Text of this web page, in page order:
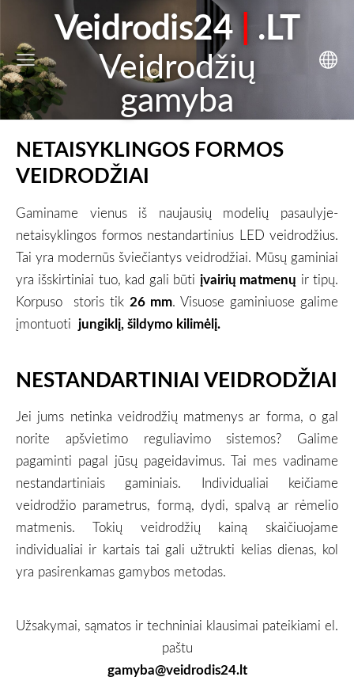
Veidrodis24 | .LT
Veidrodžių
gamyba
NETAISYKLINGOS FORMOS
VEIDRODŽIAI
Gaminame vienus iš naujausių modelių pasaulyje-
netaisyklingos formos nestandartinius LED veidrodžius.
Tai yra modernūs šviečiantys veidrodžiai. Mūsų gaminiai
yra išskirtiniai tuo, kad gali būti įvairių matmenų ir tipų.
Korpuso storis tik 26 mm. Visuose gaminiuose galime
įmontuoti jungiklį, šildymo kilimėlį.
NESTANDARTINIAI VEIDRODŽIAI
Jei jums netinka veidrodžių matmenys ar forma, o gal
norite apšvietimo reguliavimo sistemos? Galime
pagaminti pagal jūsų pageidavimus. Tai mes vadiname
nestandartiniais gaminiais. Individualiai keičiame
veidrodžio parametrus, formą, dydi, spalvą ar rėmelio
matmenis. Tokių veidrodžių kainą skaičiuojame
individualiai ir kartais tai gali užtrukti kelias dienas, kol
yra pasirenkamas gamybos metodas.
Užsakymai, sąmatos ir techniniai klausimai pateikiami el.
paštu
gamyba@veidrodis24.lt